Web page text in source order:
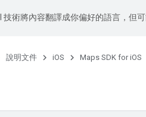
技術將內容翻譯成你偏好的語言，但可
說明文件 iOS Maps SDK for iOS